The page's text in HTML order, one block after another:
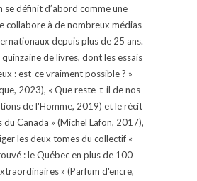
se définit d’abord comme une
collabore à de nombreux médias
depuis plus de 25 ans.
de livres, dont les essais
: est-ce vraiment possible ? »
2023), « Que reste-t-il de nos
de l'Homme, 2019) et le récit
du Canada » (Michel Lafon, 2017),
les deux tomes du collectif «
: le Québec en plus de 100
» (Parfum d'encre,